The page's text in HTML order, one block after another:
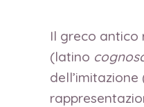
Il greco antico
(latino
dell’imitazione